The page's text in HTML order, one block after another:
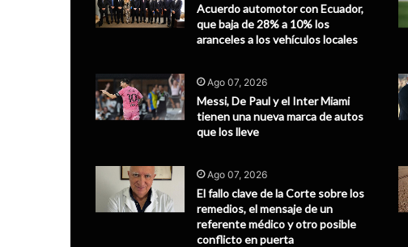
Acuerdo automotor con Ecuador,
que baja de 28% a 10% los
aranceles a los vehículos locales
Ago 07, 2026
Messi, De Paul y el Inter Miami
tienen una nueva marca de autos
que los lleve
Ago 07, 2026
El fallo clave de la Corte sobre los
remedios, el mensaje de un
referente médico y otro posible
conflicto en puerta